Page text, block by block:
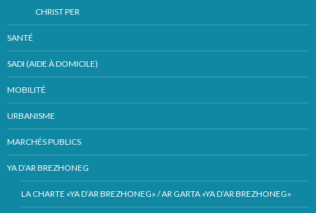
CHRIST PER
SANTÉ
SADI (AIDE À DOMICILE)
MOBILITÉ
URBANISME
MARCHÉS PUBLICS
YA D’AR BREZHONEG
LA CHARTE «YA D’AR BREZHONEG» / AR GARTA «YA D’AR BREZHONEG»